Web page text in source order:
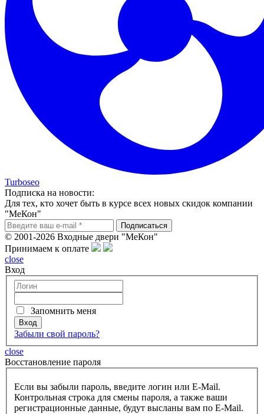
Turboseo
Подписка на новости:
Для тех, кто хочет быть в курсе всех новых скидок компании
"МеКон"
© 2001-2026 Входные двери "МеКон"
Принимаем к оплате
close
Вход
Запомнить меня
Забыли свой пароль?
close
Восcтановление пароля
Если вы забыли пароль, введите логин или E-Mail.
Контрольная строка для смены пароля, а также ваши
регистрационные данные, будут высланы вам по E-Mail.